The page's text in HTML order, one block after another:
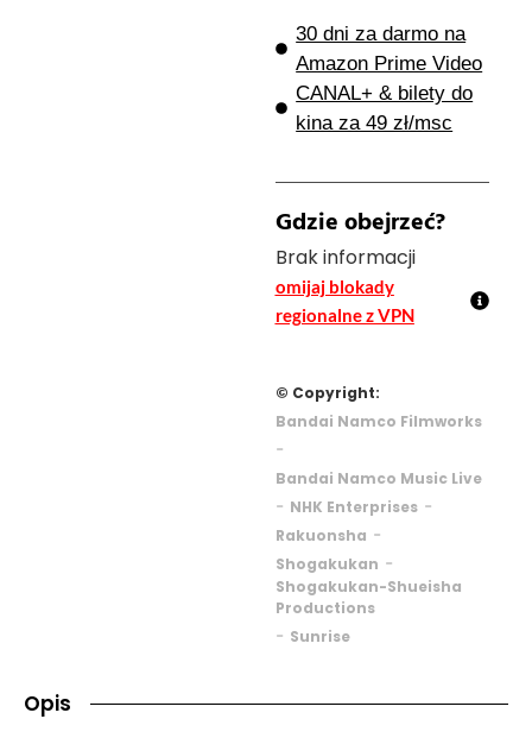
30 dni za darmo na
Amazon Prime Video
CANAL+ & bilety do
kina za 49 zł/msc
Gdzie obejrzeć?
Brak informacji
omijaj blokady
regionalne z VPN
© Copyright:
Bandai Namco Filmworks
-
Bandai Namco Music Live
- NHK Enterprises-
Rakuonsha -
Shogakukan -
Shogakukan-Shueisha
Productions
- Sunrise
Opis